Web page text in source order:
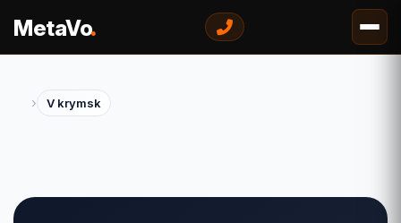
MetaVo.
› V krymsk